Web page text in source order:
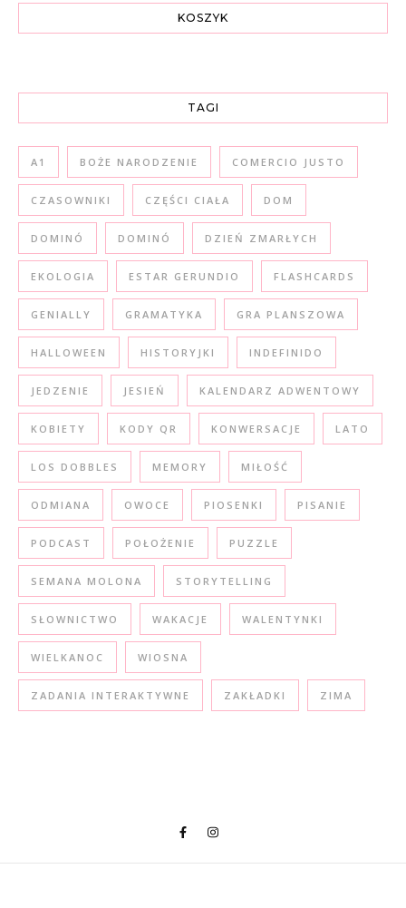
KOSZYK
TAGI
A1 BOŻE NARODZENIE COMERCIO JUSTO
CZASOWNIKI CZĘŚCI CIAŁA DOM
DOMINÓ DOMINÓ DZIEŃ ZMARŁYCH
EKOLOGIA ESTAR GERUNDIO FLASHCARDS
GENIALLY GRAMATYKA GRA PLANSZOWA
HALLOWEEN HISTORYJKI INDEFINIDO
JEDZENIE JESIEŃ KALENDARZ ADWENTOWY
KOBIETY KODY QR KONWERSACJE LATO
LOS DOBBLES MEMORY MIŁOŚĆ
ODMIANA OWOCE PIOSENKI PISANIE
PODCAST POŁOŻENIE PUZZLE
SEMANA MOLONA STORYTELLING
SŁOWNICTWO WAKACJE WALENTYNKI
WIELKANOC WIOSNA
ZADANIA INTERAKTYWNE ZAKŁADKI ZIMA